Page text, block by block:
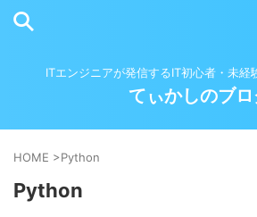
ITエンジニアが発信するIT初心者・未経
てぃかしのブ
HOME >Python
Python